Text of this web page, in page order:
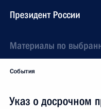
Президент России
Материалы по
События
Указ о досрочном